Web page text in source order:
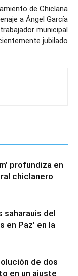
de Chiclana
a Ángel García
municipal
jubilado
profundiza en
chiclanero
saharauis del
en Paz’ en la
de dos
en un ajuste